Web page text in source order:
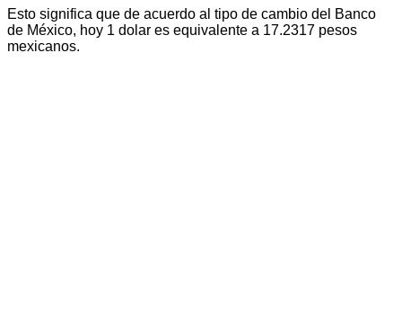
Esto significa que de acuerdo al tipo de cambio del Banco
de México, hoy 1 dolar es equivalente a 17.2317 pesos
mexicanos.